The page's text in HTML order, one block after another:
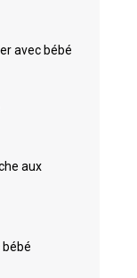
avec bébé
aux